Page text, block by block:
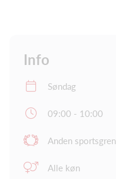
Info
Søndag
09:00 - 10:00
Anden sportsgren
Alle køn